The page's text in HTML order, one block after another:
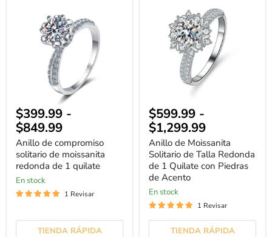
compromiso
solitario
moissanita
$399.99 -
$849.99
Anillo de compromiso
solitario de moissanita
redonda de 1 quilate
En stock
1 Revisar
TIENDA RÁPIDA
Moissanita
Solitario
Redonda
de
Acento
$599.99 -
$1,299.99
Anillo de Moissanita
Solitario de Talla Redonda
de 1 Quilate con Piedras
de Acento
En stock
1 Revisar
TIENDA RÁPIDA